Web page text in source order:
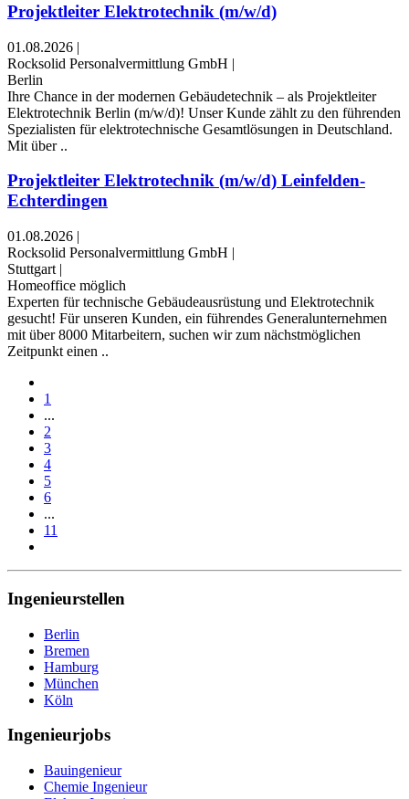
Projektleiter Elektrotechnik (m/w/d)
01.08.2026 |
Rocksolid Personalvermittlung GmbH |
Berlin
Ihre Chance in der modernen Gebäudetechnik – als Projektleiter
Elektrotechnik Berlin (m/w/d)! Unser Kunde zählt zu den führenden
Spezialisten für elektrotechnische Gesamtlösungen in Deutschland.
Mit über ..
Projektleiter Elektrotechnik (m/w/d) Leinfelden-
Echterdingen
01.08.2026 |
Rocksolid Personalvermittlung GmbH |
Stuttgart |
Homeoffice möglich
Experten für technische Gebäudeausrüstung und Elektrotechnik
gesucht! Für unseren Kunden, ein führendes Generalunternehmen
mit über 8000 Mitarbeitern, suchen wir zum nächstmöglichen
Zeitpunkt einen ..
1
...
2
3
4
5
6
...
11
Ingenieurstellen
Berlin
Bremen
Hamburg
München
Köln
Ingenieurjobs
Bauingenieur
Chemie Ingenieur